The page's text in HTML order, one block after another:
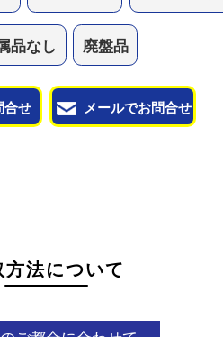
ださい！
のよくあるご質問を見る
かな？と思われるものがござ
にお問い合わせください。